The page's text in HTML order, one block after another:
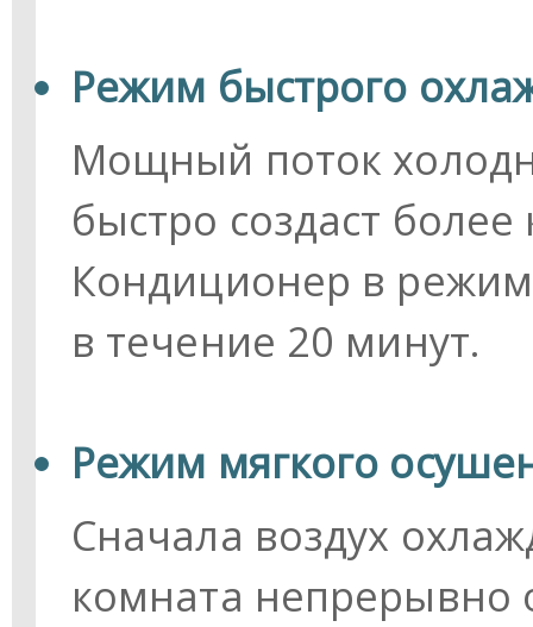
Режим быстрого
Мощный поток
быстро создаст
Кондиционер в
в течение 20 минут.
Режим мягкого
Сначала воздух
комната непрерывно